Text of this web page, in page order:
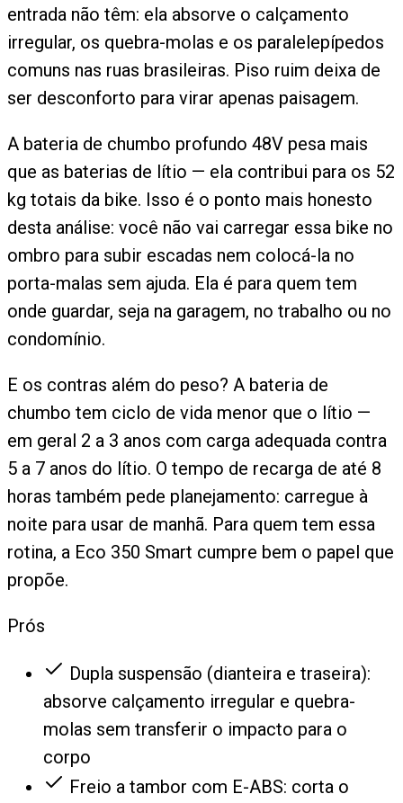
entrada não têm: ela absorve o calçamento
irregular, os quebra-molas e os paralelepípedos
comuns nas ruas brasileiras. Piso ruim deixa de
ser desconforto para virar apenas paisagem.
A bateria de chumbo profundo 48V pesa mais
que as baterias de lítio — ela contribui para os 52
kg totais da bike. Isso é o ponto mais honesto
desta análise: você não vai carregar essa bike no
ombro para subir escadas nem colocá-la no
porta-malas sem ajuda. Ela é para quem tem
onde guardar, seja na garagem, no trabalho ou no
condomínio.
E os contras além do peso? A bateria de
chumbo tem ciclo de vida menor que o lítio —
em geral 2 a 3 anos com carga adequada contra
5 a 7 anos do lítio. O tempo de recarga de até 8
horas também pede planejamento: carregue à
noite para usar de manhã. Para quem tem essa
rotina, a Eco 350 Smart cumpre bem o papel que
propõe.
Prós
Dupla suspensão (dianteira e traseira):
absorve calçamento irregular e quebra-
molas sem transferir o impacto para o
corpo
Freio a tambor com E-ABS: corta o